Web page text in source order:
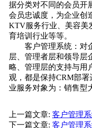
据分类对不同的会员开
会员忠诚度，为企业创
KTV服务行业、美容美
育培训行业等等。
客户管理系统：对企
层、管理者层和领导层
略、管理层的支持与用
观，都是保持CRM部
业服务对象为：销售型
上一篇文章: 客户管理
下一篇文章: 客户管理